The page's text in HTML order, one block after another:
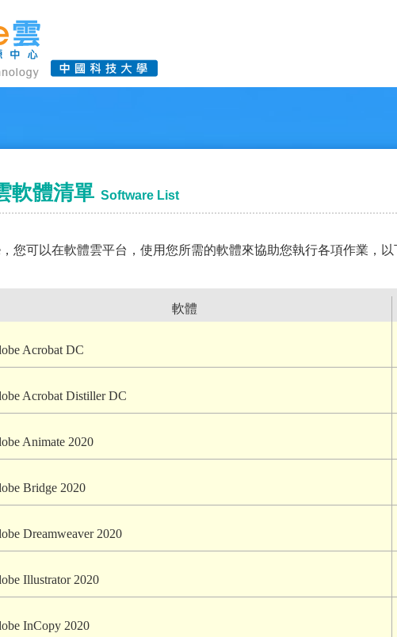
軟體清單 Software List
您可以在軟體雲平台，使用您所需的軟體來協助您執行各項作業，
軟體
Acrobat DC
Acrobat Distiller DC
Animate 2020
Bridge 2020
Dreamweaver 2020
Illustrator 2020
InCopy 2020